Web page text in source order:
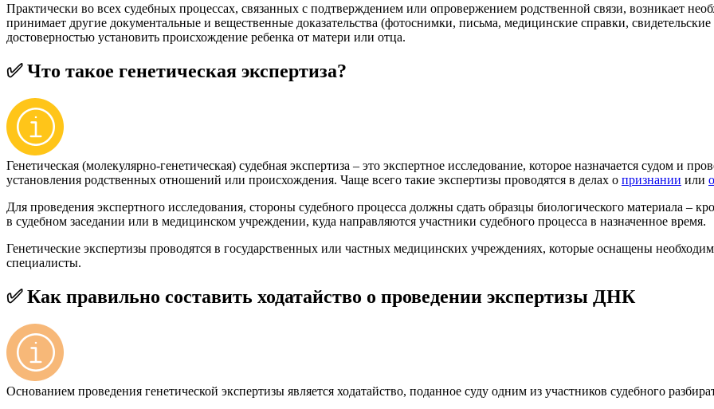
Практически во всех судебных процессах, связанных с подтверждением или опровержением родственной связи, возникает
принимает другие документальные и вещественные доказательства (фотоснимки, письма, медицинские справки, свидетельские
достоверностью установить происхождение ребенка от матери или отца.
✅ Что такое генетическая экспертиза?
Генетическая (молекулярно-генетическая) судебная экспертиза – это экспертное исследование, которое назначается судом и
установления родственных отношений или происхождения. Чаще всего такие экспертизы проводятся в делах о признании или
Для проведения экспертного исследования, стороны судебного процесса должны сдать образцы биологического материала –
в судебном заседании или в медицинском учреждении, куда направляются участники судебного процесса в назначенное время.
Генетические экспертизы проводятся в государственных или частных медицинских учреждениях, которые оснащены
специалисты.
✅ Как правильно составить ходатайство о проведении экспертизы ДНК
Основанием проведения генетической экспертизы является ходатайство, поданное суду одним из участников судебного